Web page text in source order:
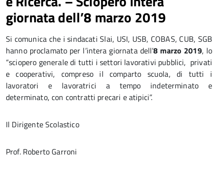
giornata dell’8 marzo 2019
Si comunica che i sindacati Slai, USI, USB, COBAS, CUB, SGB
hanno proclamato per l’intera giornata dell’8 marzo 2019, lo
“sciopero generale di tutti i settori lavorativi pubblici, privati
e cooperativi, compreso il comparto scuola, di tutti i
lavoratori e lavoratrici a tempo indeterminato e
determinato, con contratti precari e atipici”.
Il Dirigente Scolastico
Prof. Roberto Garroni